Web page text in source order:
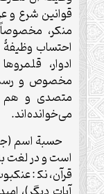
قوانین شرع و
منکر،
احتساب وظیفۀ
ادوار،
مخصوص و
متصدی و هم
می‌خوانده‌اند.
حسبة اسم
است و در لغت